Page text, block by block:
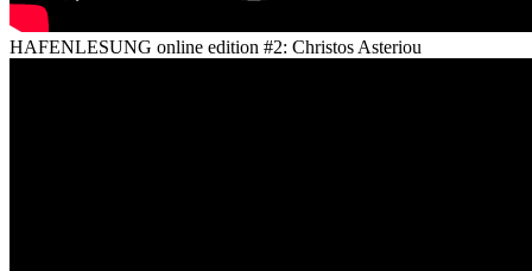
HAFENLESUNG online edition #2: Christos Asteriou